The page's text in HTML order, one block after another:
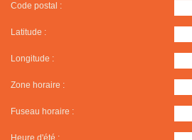
Code postal :
Latitude :
Longitude :
Zone horaire :
Fuseau horaire :
Heure d'été :